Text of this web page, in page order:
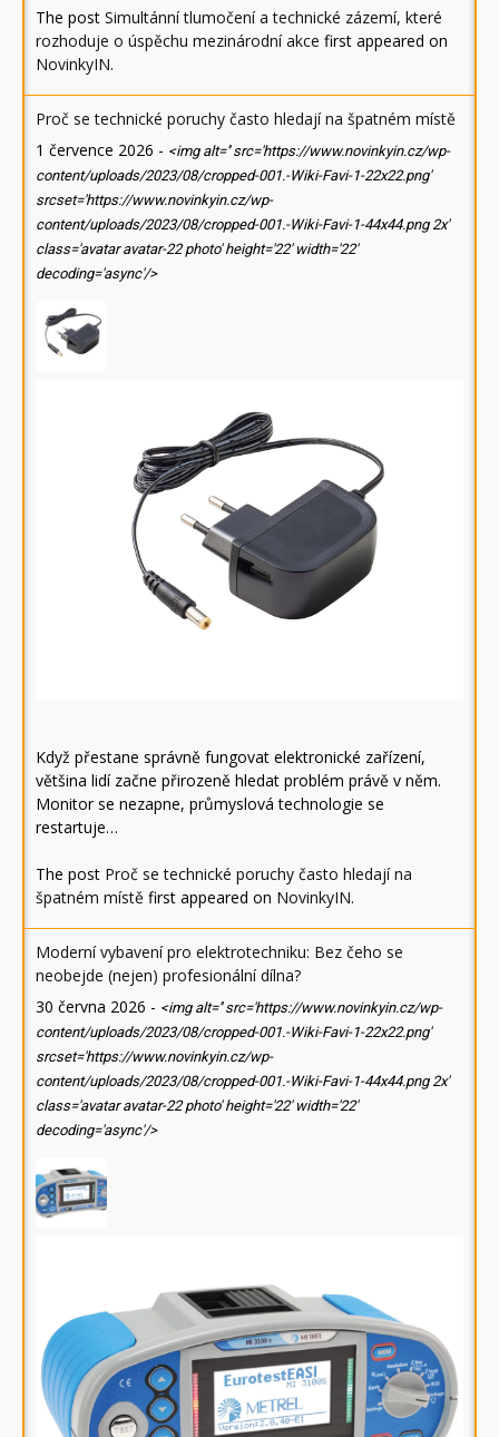
The post Simultánní tlumočení a technické zázemí, které
rozhoduje o úspěchu mezinárodní akce first appeared on
NovinkyIN.
Proč se technické poruchy často hledají na špatném místě
1 července 2026 - <img alt='' src='https://www.novinkyin.cz/wp-
content/uploads/2023/08/cropped-001.-Wiki-Favi-1-22x22.png'
srcset='https://www.novinkyin.cz/wp-
content/uploads/2023/08/cropped-001.-Wiki-Favi-1-44x44.png 2x'
class='avatar avatar-22 photo' height='22' width='22'
decoding='async'/>
Když přestane správně fungovat elektronické zařízení,
většina lidí začne přirozeně hledat problém právě v něm.
Monitor se nezapne, průmyslová technologie se
restartuje…
The post Proč se technické poruchy často hledají na
špatném místě first appeared on NovinkyIN.
Moderní vybavení pro elektrotechniku: Bez čeho se
neobejde (nejen) profesionální dílna?
30 června 2026 - <img alt='' src='https://www.novinkyin.cz/wp-
content/uploads/2023/08/cropped-001.-Wiki-Favi-1-22x22.png'
srcset='https://www.novinkyin.cz/wp-
content/uploads/2023/08/cropped-001.-Wiki-Favi-1-44x44.png 2x'
class='avatar avatar-22 photo' height='22' width='22'
decoding='async'/>